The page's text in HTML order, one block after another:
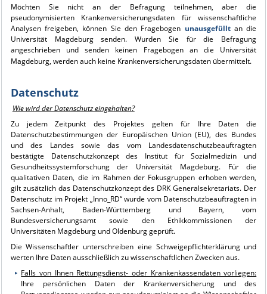
Möchten Sie nicht an der Befragung teilnehmen, aber die
pseudonymisierten Krankenversicherungsdaten für wissenschaftliche
Analysen freigeben, können Sie den Fragebogen unausgefülltan die
Universität Magdeburg senden. Wurden Sie für die Befragung
angeschrieben und senden keinen Fragebogen an die Universität
Magdeburg, werden auch keine Krankenversicherungsdaten übermittelt.
Datenschutz
Wie wird der Datenschutz eingehalten?
Zu jedem Zeitpunkt des Projektes gelten für Ihre Daten die
Datenschutzbestimmungen der Europäischen Union (EU), des Bundes
und des Landes sowie das vom Landesdatenschutzbeauftragten
bestätigte Datenschutzkonzept des Institut für Sozialmedizin und
Gesundheitssystemforschung der Universität Magdeburg. Für die
qualitativen Daten, die im Rahmen der Fokusgruppen erhoben werden,
gilt zusätzlich das Datenschutzkonzept des DRK Generalsekretariats. Der
Datenschutz im Projekt „Inno_RD“ wurde vom Datenschutzbeauftragten in
Sachsen-Anhalt, Baden-Württemberg und Bayern, vom
Bundesversicherungsamt sowie den Ethikkommissionen der
Universitäten Magdeburg und Oldenburg geprüft.
Die Wissenschaftler unterschreiben eine Schweigepflichterklärung und
werten Ihre Daten ausschließlich zu wissenschaftlichen Zwecken aus.
Falls von Ihnen Rettungsdienst- oder Krankenkassendaten vorliegen:
Ihre persönlichen Daten der Krankenversicherung und des